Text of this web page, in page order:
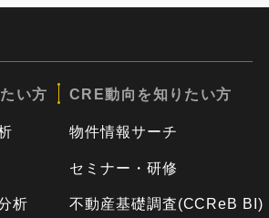
い方
析
CRE動向を知りたい方
物件情報サーチ
セミナー・研修
不動産基礎調査(CCReB BI)